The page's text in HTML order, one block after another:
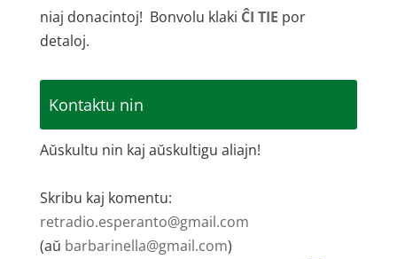
niaj donacintoj! Bonvolu klaki ĈI TIE por
detaloj.
Kontaktu nin
Aŭskultu nin kaj aŭskultigu aliajn!
Skribu kaj komentu:
retradio.esperanto@gmail.com
(aŭ barbarinella@gmail.com)